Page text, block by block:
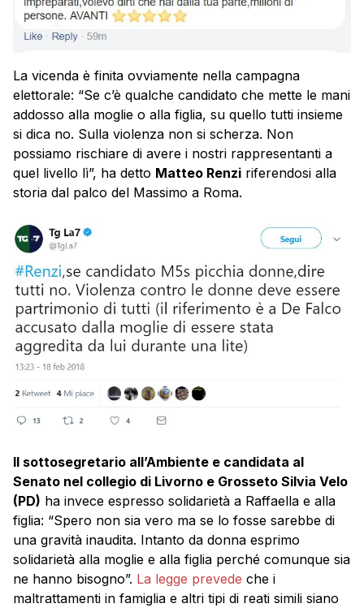
La vicenda è finita ovviamente nella campagna
elettorale: “Se c’è qualche candidato che mette le mani
addosso alla moglie o alla figlia, su quello tutti insieme
si dica no. Sulla violenza non si scherza. Non
possiamo rischiare di avere i nostri rappresentanti a
quel livello lì”, ha detto Matteo Renzi riferendosi alla
storia dal palco del Massimo a Roma.
Il sottosegretario all’Ambiente e candidata al
Senato nel collegio di Livorno e Grosseto Silvia Velo
(PD) ha invece espresso solidarietà a Raffaella e alla
figlia: “Spero non sia vero ma se lo fosse sarebbe di
una gravità inaudita. Intanto da donna esprimo
solidarietà alla moglie e alla figlia perché comunque sia
ne hanno bisogno”. La legge prevede che i
maltrattamenti in famiglia e altri tipi di reati simili siano